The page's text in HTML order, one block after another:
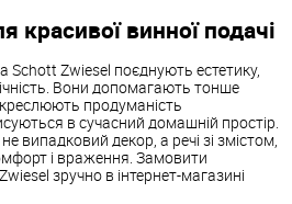
красивої винної подачі
Schott Zwiesel поєднують естетику,
Вони допомагають тонше
продуманість
в сучасний домашній простір.
випадковий декор, а речі зі змістом,
і враження. Замовити
зручно в інтернет-магазині